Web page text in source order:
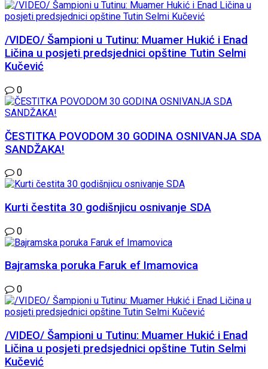
/VIDEO/ Šampioni u Tutinu: Muamer Hukić i Enad
Ličina u posjeti predsjednici opštine Tutin Selmi
Kučević
0
ČESTITKA POVODOM 30 GODINA OSNIVANJA SDA
SANDŽAKA!
0
Kurti čestita 30 godišnjicu osnivanje SDA
0
Bajramska poruka Faruk ef Imamovica
0
/VIDEO/ Šampioni u Tutinu: Muamer Hukić i Enad
Ličina u posjeti predsjednici opštine Tutin Selmi
Kučević